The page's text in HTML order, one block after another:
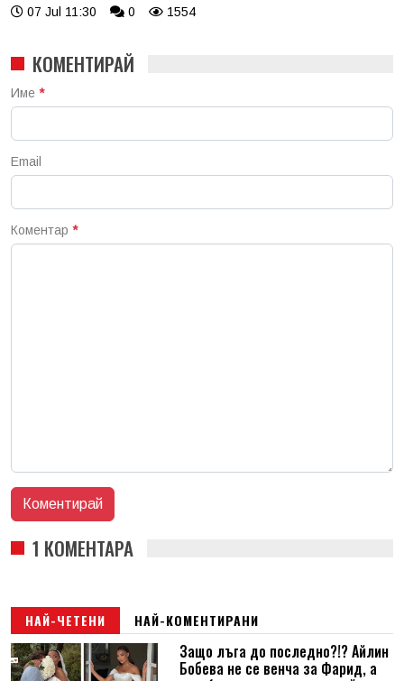
07 Jul 11:30 0 1554
КОМЕНТИРАЙ
Име *
Email
Коментар *
1 КОМЕНТАРА
НАЙ-ЧЕТЕНИ НАЙ-КОМЕНТИРАНИ
Защо лъга до последно?!? Айлин
Бобева не се венча за Фарид, а